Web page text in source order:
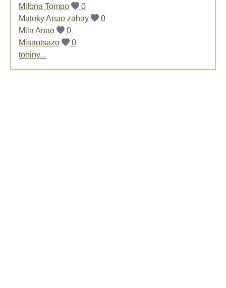
Mifona Tompo
0
Matoky Anao zahay
0
Mila Anao
0
Misaotsazo
0
tohiny...